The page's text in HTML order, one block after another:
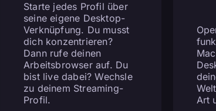
Starte jedes Profil über
seine eigene Desktop-
Verknüpfung. Du musst
dich konzentrieren?
Dann rufe deinen
Arbeitsbrowser auf. Du
bist live dabei? Wechsle
zu deinem Streaming-
Profil.
Art